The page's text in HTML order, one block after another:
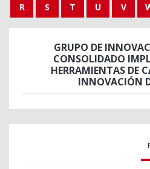
R
S T U V
GRUPO DE
CONSOLIDADO
HERRAMIENTAS DE
INNOVACIÓN